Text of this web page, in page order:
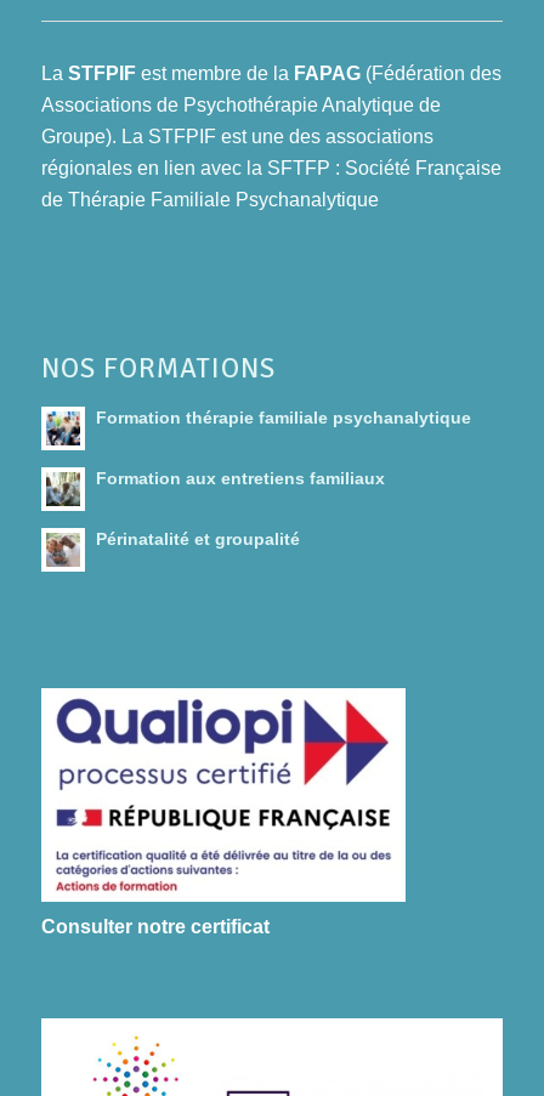
La STFPIFest membre de la FAPAG(Fédération des
Associations de Psychothérapie Analytique de
Groupe). La STFPIF est une des associations
régionales en lien avec la SFTFP : Société Française
de Thérapie Familiale Psychanalytique
NOS FORMATIONS
Formation thérapie familiale psychanalytique
Formation aux entretiens familiaux
Périnatalité et groupalité
Consulter notre certificat